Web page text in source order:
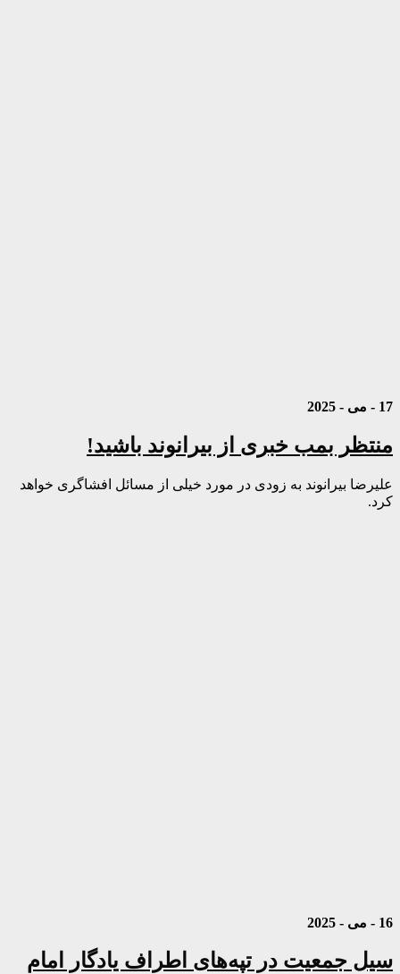
17 - می - 2025
منتظر بمب خبری از بیرانوند باشید!
علیرضا بیرانوند به زودی در مورد خیلی از مسائل افشاگری خواهد
کرد.
16 - می - 2025
سیل جمعیت در تپه‌های اطراف یادگار امام